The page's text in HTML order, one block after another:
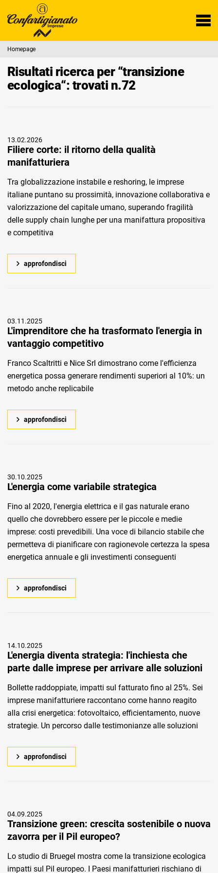
Homepage
Risultati ricerca per “transizione
ecologica“: trovati n.72
13.02.2026
Filiere corte: il ritorno della qualità
manifatturiera
Tra globalizzazione instabile e reshoring, le imprese
italiane puntano su prossimità, innovazione collaborativa e
valorizzazione del capitale umano, superando fragilità
delle supply chain lunghe per una manifattura propositiva
e competitiva
approfondisci
03.11.2025
L'imprenditore che ha trasformato l'energia in
vantaggio competitivo
Franco Scaltritti e Nice Srl dimostrano come l'efficienza
energetica possa generare rendimenti superiori al 10%: un
metodo anche replicabile
approfondisci
30.10.2025
L'energia come variabile strategica
Fino al 2020, l'energia elettrica e il gas naturale erano
quello che dovrebbero essere per le piccole e medie
imprese: costi prevedibili. Una voce di bilancio stabile che
permetteva di pianificare con ragionevole certezza la spesa
energetica annuale e gli investimenti conseguenti
approfondisci
14.10.2025
L'energia diventa strategia: l'inchiesta che
parte dalle imprese per arrivare alle soluzioni
Bollette raddoppiate, impatti sul fatturato fino al 25%. Sei
imprese manifatturiere raccontano come hanno reagito
alla crisi energetica: fotovoltaico, efficientamento, nuove
strategie. Un percorso dalle testimonianze alle soluzioni
approfondisci
04.09.2025
Transizione green: crescita sostenibile o nuova
zavorra per il Pil europeo?
Lo studio di Bruegel mostra come la transizione ecologica
impatti sul Pil europeo. I Paesi manifatturieri rischiano di